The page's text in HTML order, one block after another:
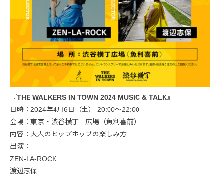
『THE WALKERS IN TOWN 2024 MUSIC & TALK』
日時：2024年4月6日（土） 20:00～22:00
会場：東京・渋谷横丁 広場（魚利喜前）
内容：大人のヒップホップの楽しみ方
出演：
ZEN-LA-ROCK
渡辺志保